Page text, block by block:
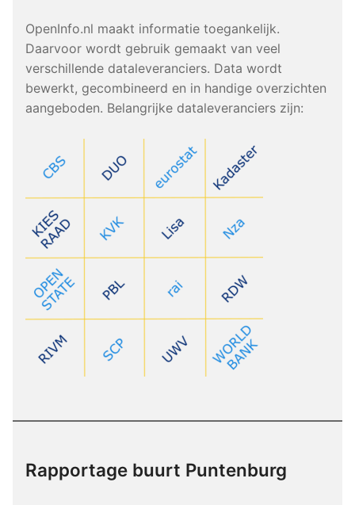
OpenInfo.nl maakt informatie toegankelijk.
Daarvoor wordt gebruik gemaakt van veel
verschillende dataleveranciers. Data wordt
bewerkt, gecombineerd en in handige overzichten
aangeboden. Belangrijke dataleveranciers zijn:
Rapportage buurt Puntenburg